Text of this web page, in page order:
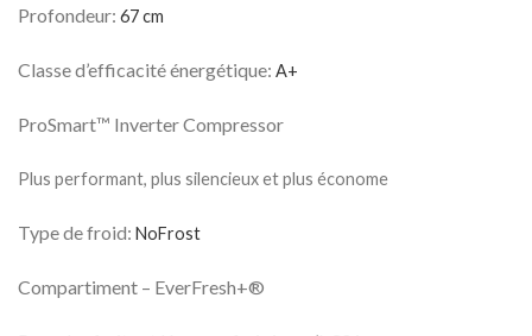
Profondeur: 67 cm
Classe d’efficacité énergétique: A+
ProSmart™ Inverter Compressor
Plus performant, plus silencieux et plus économe
Type de froid: NoFrost
Compartiment – EverFresh+®